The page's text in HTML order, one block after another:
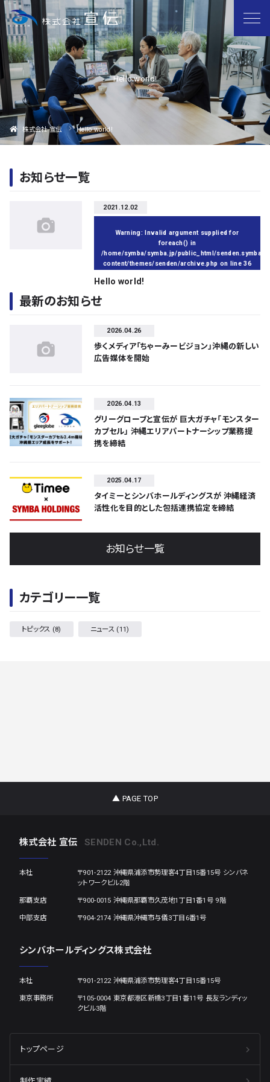
Hello world!
株式会社 宣伝 Hello world!
お知らせ一覧
2021.12.02
Warning: Invalid argument supplied for
foreach() in
/home/symba/symba.jp/public_html/
content/themes/senden/archive.php on line36
Hello world!
最新のお知らせ
2026.04.26
歩くメディア「ちゃーみービジョン」沖縄の新しい
広告媒体を開始
2026.04.13
グリーグローブと宣伝が 巨大ガチャ「モンスター
カプセル」 沖縄エリアパートナーシップ業務提
携を締結
2025.04.17
タイミーとシンバホールディングスが 沖縄経済
活性化を目的とした包括連携協定を締結
お知らせ一覧
カテゴリー一覧
トピックス (8) ニュース (11)
▲ PAGE TOP
株式会社 宣伝 SENDEN Co.,Ltd.
本社
〒901-2122 沖縄県浦添市勢理客4丁目15番15号 シンバネ
ットワークビル2階
那覇支店 〒900-0015 沖縄県那覇市久茂地1丁目1番1号 9階
中部支店 〒904-2174 沖縄県沖縄市与儀3丁目6番1号
シンバホールディングス株式会社
本社 〒901-2122 沖縄県浦添市勢理客4丁目15番15号
東京事務所
〒105-0004 東京都港区新橋3丁目1番11号 長友ランディッ
クビル3階
トップページ